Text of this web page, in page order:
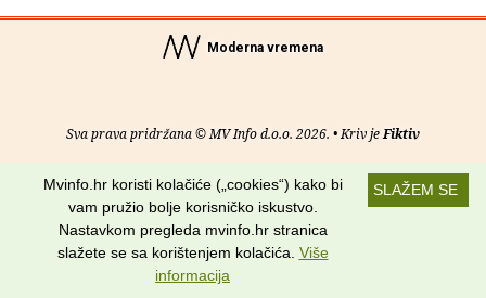
Moderna vremena
Sva prava pridržana © MV Info d.o.o. 2026. • Kriv jeFiktiv
O nama • Pomoć• Uvjeti korištenja• RSS kanali
Potraži nas na:
SLAŽEM SE
Mvinfo.hr koristi kolačiće („cookies“) kako bi
vam pružio bolje korisničko iskustvo.
Nastavkom pregleda mvinfo.hr stranica
slažete se sa korištenjem kolačića. Više
informacija